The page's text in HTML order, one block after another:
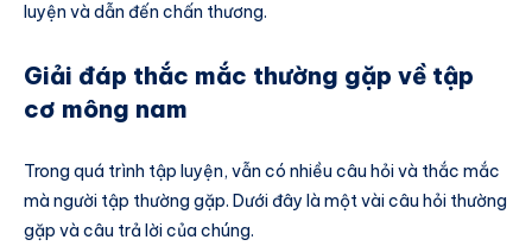
luyện và dẫn đến chấn thương.
Giải đáp thắc mắc thường gặp về tập
cơ mông nam
Trong quá trình tập luyện, vẫn có nhiều câu hỏi và thắc mắc
mà người tập thường gặp. Dưới đây là một vài câu hỏi thường
gặp và câu trả lời của chúng.